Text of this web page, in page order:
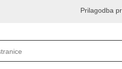
Prilagodba